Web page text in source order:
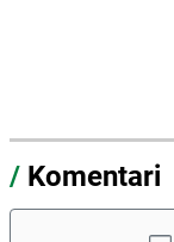
/ Komentari